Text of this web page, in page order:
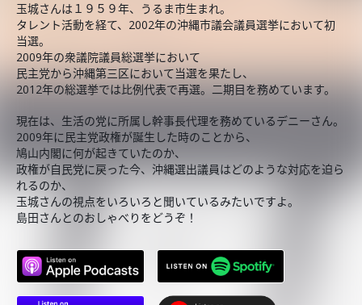
玉城さんは１９５９年、うるま市生まれ。
タレント活動を経て、2002年の沖縄市議会議員選挙において初
当選。
2009年の衆議院議員総選挙において
民主党から沖縄第三区において当選を果たし、
2012年の総選挙では比例代表で再選。二期目を務めています。
現在は、生活の党に所属し幹事長代理を務めているデニーさん。
2009年に民主党政権が誕生した時のことから、
鳩山内閣に何が起きていたのか、
政権が自民党に戻った今、沖縄選出議員はどのような対応を迫ら
れるのか、
玉城さんの視点をいろいろと聞いているみたいですよ。
島田さんとのおしゃべりをどうぞ！